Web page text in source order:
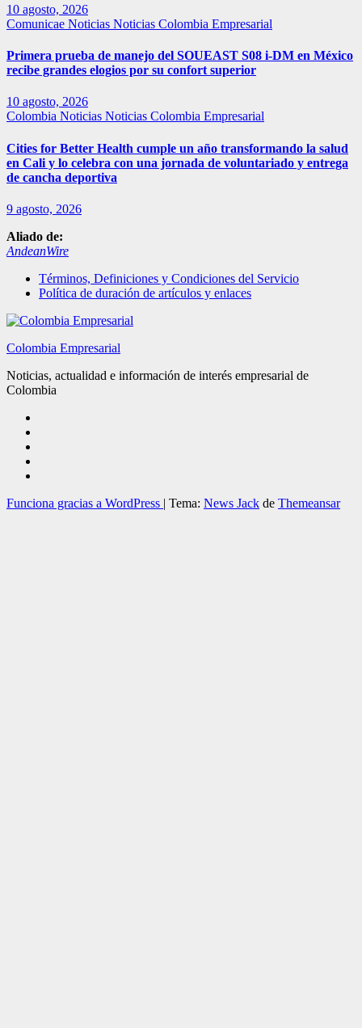
10 agosto, 2026
Comunicae Noticias Noticias Colombia Empresarial
Primera prueba de manejo del SOUEAST S08 i-DM en México
recibe grandes elogios por su confort superior
10 agosto, 2026
Colombia Noticias Noticias Colombia Empresarial
Cities for Better Health cumple un año transformando la salud
en Cali y lo celebra con una jornada de voluntariado y entrega
de cancha deportiva
9 agosto, 2026
Aliado de:
AndeanWire
Términos, Definiciones y Condiciones del Servicio
Política de duración de artículos y enlaces
Colombia Empresarial
Noticias, actualidad e información de interés empresarial de
Colombia
Funciona gracias a WordPress | Tema: News Jack de Themeansar